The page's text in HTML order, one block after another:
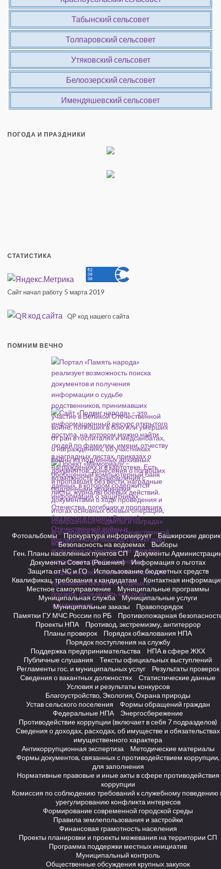
Табынский сельсовет
Толпаровский сельсовет
Утяковский сельсовет
Белоозерский сельсовет
Имендяшевский сельсовет
ПОГОДА И ПРАЗДНИКИ
СТАТИСТИКА
Сайт начал работу 5 марта 2019
QP код нашего сайта
ПОМНИМ ВЕЧНО
Фотоальбомы Прокуратура информирует
Башкирские
Безопасность на водоемах
Выборы
Ген. Планы населенных пунктов СП
Документы
Документы Совета (Решения)
Информация о льготах
Защита от ЧС и ГО
Использование бюджетных средств
Квалификац. требования к кандидатам
Контактная
Местное самоуправление
Муниципальные программы
Муниципальная служба
Муниципальные услуги
Муниципальные заказы
Правопорядок
Памятки ГУ МЧС России по РБ
Противопожарная
Проекты НПА
Противод. экстремизму, антитеррор
Планы проверок
Порядок обжалования НПА
Порядок поступления на службу
Поддержка предпринимательства
НПА в сфере ЖКХ
Публичные слушания
Тексты официальных выступлений
Регламенты гос. и муниципальных услуг
Результаты проверок
Сведения о вакантных должностях
Статистические данные
Условия и результаты конкурсов
Благоустройство, Экология, Охрана природы
Устав сельского поселения
Формы обращений граждан
Федеральные НПА
Энергосбережение
Противодействие коррупции (включает в себя 7 подразделов)
Сведения о доходах, расходах, об имуществе и обязательствах
имущественного характера
Антикоррупционная экспертиза
Методические материалы
Формы документов, связанных с противодействием коррупции,
для заполнения
Нормативные правовые и иные акты в сфере противодействия
коррупции
Комиссия по соблюдению требований к служебному поведению
урегулированию конфликта интересов
Формирование современной городской среды
Правила землепользования и застройки
Финансовая грамотность населения
Проекты планировки и проекты межевания на территории СП
Программа поддержки местных инициатив
Муниципальный контроль
Общественные обсуждения крупных закупок